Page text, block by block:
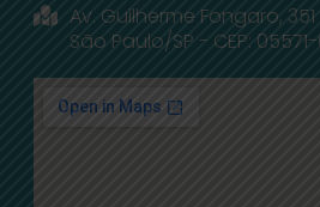
Av. Guilherme Fongaro,
São Paulo/SP - CEP: 05571-